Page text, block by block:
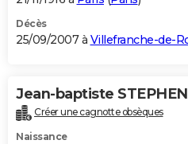
Décès
25/09/2007 à Villefranche-de-
Jean-baptiste STEPHEN
Créer une cagnotte obsèques
Naissance